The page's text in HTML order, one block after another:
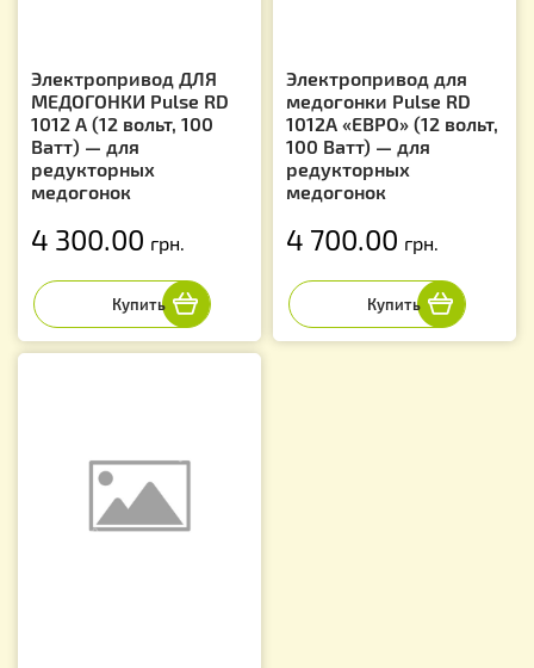
Электропривод ДЛЯ
МЕДОГОНКИ Pulse RD
1012 A (12 вольт, 100
Ватт) — для
редукторных
медогонок
4 300.00 грн.
Электропривод для
медогонки Pulse RD
1012A «ЕВРО» (12 вольт,
100 Ватт) — для
редукторных
медогонок
4 700.00 грн.